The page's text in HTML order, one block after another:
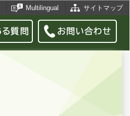
Multilingual サイトマップ